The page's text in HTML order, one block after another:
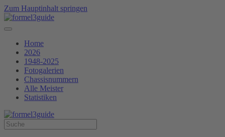
Zum Hauptinhalt springen
Home
2026
1948-2025
Fotogalerien
Chassisnummern
Alle Meister
Statistiken